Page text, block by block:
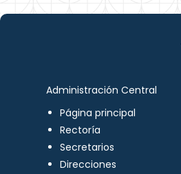
Administración Central
Página principal
Rectoría
Secretarios
Direcciones